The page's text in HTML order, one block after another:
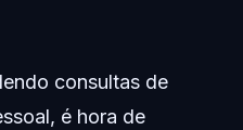
consultas de
é hora de